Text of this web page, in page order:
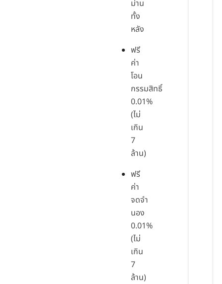
ม่าน
ทั้ง
หลัง
ฟรี
ค่า
โอน
กรรมสิทธิ์
0.01%
(ไม่
เกิน
7
ล้าน)
ฟรี
ค่า
จดจำ
นอง
0.01%
(ไม่
เกิน
7
ล้าน)